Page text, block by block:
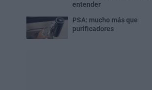
entender
PSA: mucho más que
purificadores